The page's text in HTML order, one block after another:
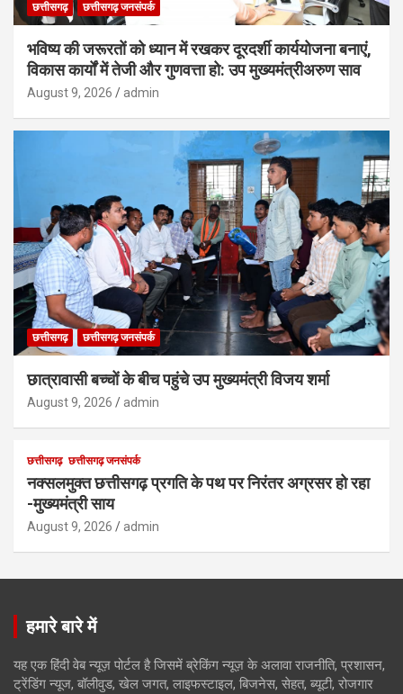
छत्तीसगढ़ छत्तीसगढ़ जनसंपर्क
भविष्य की जरूरतों को ध्यान में रखकर दूरदर्शी कार्ययोजना बनाएं,
विकास कार्यों में तेजी और गुणवत्ता हो: उप मुख्यमंत्रीअरुण साव
August 9, 2026 admin
छत्तीसगढ़ छत्तीसगढ़ जनसंपर्क
छात्रावासी बच्चों के बीच पहुंचे उप मुख्यमंत्री विजय शर्मा
August 9, 2026 admin
छत्तीसगढ़ छत्तीसगढ़ जनसंपर्क
नक्सलमुक्त छत्तीसगढ़ प्रगति के पथ पर निरंतर अग्रसर हो रहा
-मुख्यमंत्री साय
August 9, 2026 admin
हमारे बारे में
यह एक हिंदी वेब न्यूज़ पोर्टल है जिसमें ब्रेकिंग न्यूज़ के अलावा राजनीति, प्रशासन,
ट्रेंडिंग न्यूज, बॉलीवुड, खेल जगत, लाइफस्टाइल, बिजनेस, सेहत, ब्यूटी, रोजगार